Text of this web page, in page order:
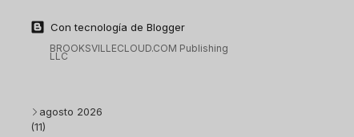
Con tecnología de Blogger
BROOKSVILLECLOUD.COM Publishing
LLC
agosto 2026
(11)